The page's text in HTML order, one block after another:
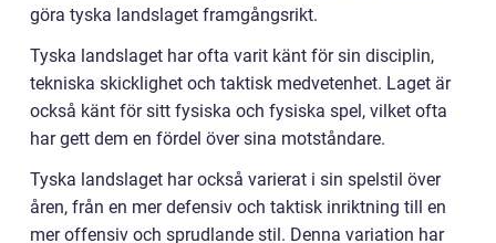
göra tyska landslaget framgångsrikt.
Tyska landslaget har ofta varit känt för sin disciplin,
tekniska skicklighet och taktisk medvetenhet. Laget är
också känt för sitt fysiska och fysiska spel, vilket ofta
har gett dem en fördel över sina motståndare.
Tyska landslaget har också varierat i sin spelstil över
åren, från en mer defensiv och taktisk inriktning till en
mer offensiv och sprudlande stil. Denna variation har